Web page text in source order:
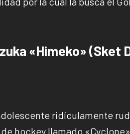
«Himeko» (Sket
ridículamente
hockey llamado